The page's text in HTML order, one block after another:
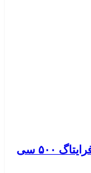
آبجو بدون الکل زخال اخته جان فرایتاگ ۵۰۰ سی